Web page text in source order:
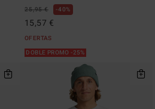
25,95 € 40%
15,57 €
OFERTAS
DOBLE PROMO -25%